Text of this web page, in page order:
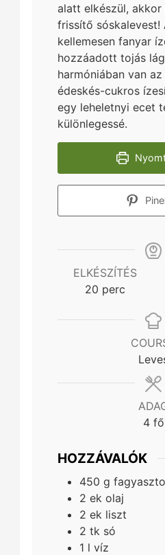
alatt elkészül,
frissítő sóskalevest!
kellemesen fanyar
hozzáadott tojás
harmóniában van az
édeskés-cukros
egy leheletnyi ecet
különlegessé.
ELKÉSZÍTÉS
20 minutes
perc
4 fő
HOZZÁVALÓK
450 g
2 ek olaj
2 ek liszt
2 tk só
1 l víz